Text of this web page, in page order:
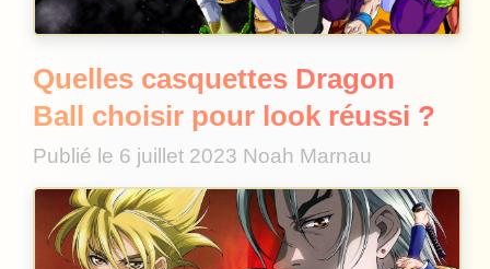
Quelles casquettes Dragon
Ball choisir pour look réussi ?
Publié le 6 juillet 2023 Noah Marnau